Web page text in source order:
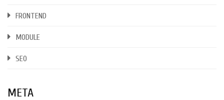
FRONTEND
MODULE
SEO
МЕТА